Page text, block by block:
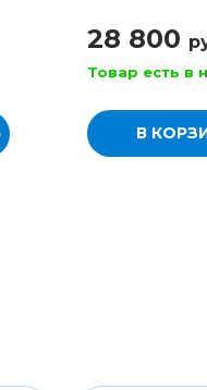
28 800
Товар есть в
В